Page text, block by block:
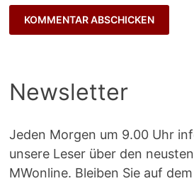
Newsletter
Jeden Morgen um 9.00 Uhr
unsere Leser über den
MWonline. Bleiben Sie auf